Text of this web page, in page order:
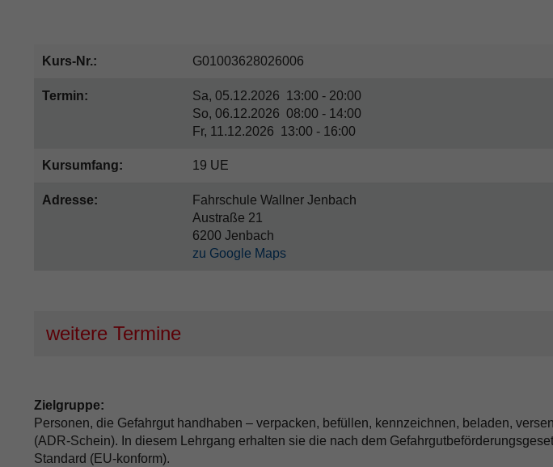
Kurs-Nr.: G01003628026006
Termin:
Sa, 05.12.2026 13:00 - 20:00
So, 06.12.2026 08:00 - 14:00
Fr, 11.12.2026 13:00 - 16:00
Kursumfang: 19 UE
Adresse:
Fahrschule Wallner Jenbach
Austraße 21
6200 Jenbach
zu Google Maps
weitere Termine
Zielgruppe:
Personen, die Gefahrgut handhaben – verpacken, befüllen, kennzeichnen, beladen,
(ADR-Schein). In diesem Lehrgang erhalten sie die nach dem
Standard (EU-konform).